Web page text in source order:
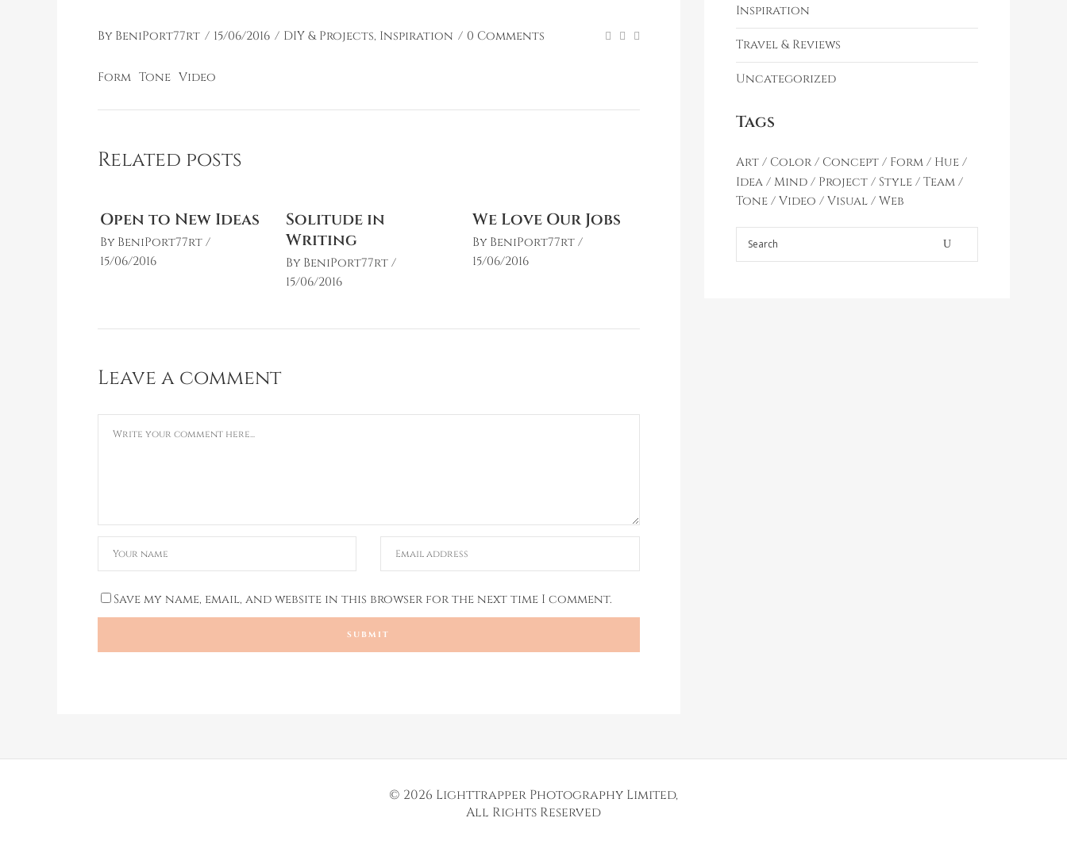
ByBeniPort77rt 15/06/2016 DIY & Projects, Inspiration 0 Comments
Form Tone Video
Related posts
Open to New Ideas
ByBeniPort77rt
15/06/2016
Solitude in
Writing
ByBeniPort77rt
15/06/2016
We Love Our Jobs
By BeniPort77rt
15/06/2016
Leave a comment
Save my name, email, and website in this browser for the next time I comment.
Inspiration
Travel & Reviews
Uncategorized
Tags
Art Color Concept Form
Hue
Idea
Mind Project Style
Team
Tone
Video Visual Web
© 2026 Lighttrapper Photography Limited,
All Rights Reserved